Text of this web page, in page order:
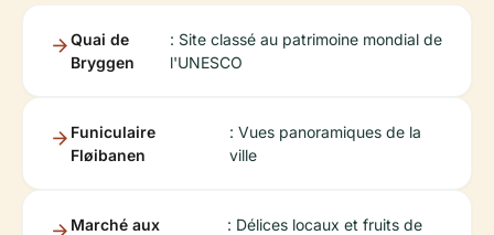
Quai de
Bryggen
: Site classé au patrimoine mondial de
l'UNESCO
Funiculaire
Fløibanen
: Vues panoramiques de la
ville
Marché aux
: Délices locaux et fruits de